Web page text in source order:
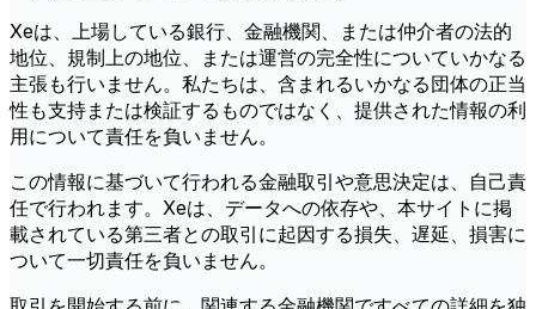
Xeは、上場している銀行、金融機関、または仲介者の法的
地位、規制上の地位、または運営の完全性についていかなる
主張も行いません。私たちは、含まれるいかなる団体の正当
性も支持または検証するものではなく、提供された情報の利
用について責任を負いません。
この情報に基づいて行われる金融取引や意思決定は、自己責
任で行われます。Xeは、データへの依存や、本サイトに掲
載されている第三者との取引に起因する損失、遅延、損害に
ついて一切責任を負いません。